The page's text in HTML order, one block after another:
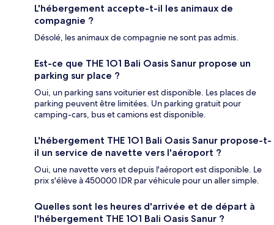
L'hébergement accepte-t-il les animaux de
compagnie ?
Désolé, les animaux de compagnie ne sont pas admis.
Est-ce que THE 1O1 Bali Oasis Sanur propose un
parking sur place ?
Oui, un parking sans voiturier est disponible. Les places de
parking peuvent être limitées. Un parking gratuit pour
camping-cars, bus et camions est disponible.
L'hébergement THE 1O1 Bali Oasis Sanur propose-t-
il un service de navette vers l'aéroport ?
Oui, une navette vers et depuis l'aéroport est disponible. Le
prix s'élève à 450000 IDR par véhicule pour un aller simple.
Quelles sont les heures d'arrivée et de départ à
l'hébergement THE 1O1 Bali Oasis Sanur ?